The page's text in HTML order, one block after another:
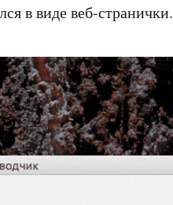
в виде веб-странички.